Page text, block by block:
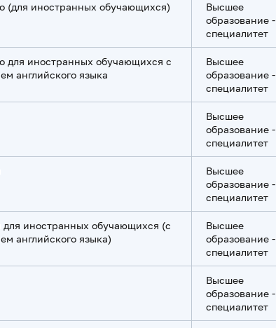
(для иностранных обучающихся)
Высшее
образование -
специалитет
для иностранных обучающихся с
английского языка
Высшее
образование -
специалитет
Высшее
образование -
специалитет
Высшее
образование -
специалитет
для иностранных обучающихся (с
английского языка)
Высшее
образование -
специалитет
Высшее
образование -
специалитет